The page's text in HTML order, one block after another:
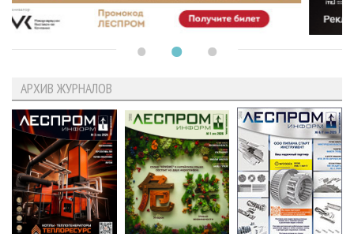
АРХИВ ЖУРНАЛОВ